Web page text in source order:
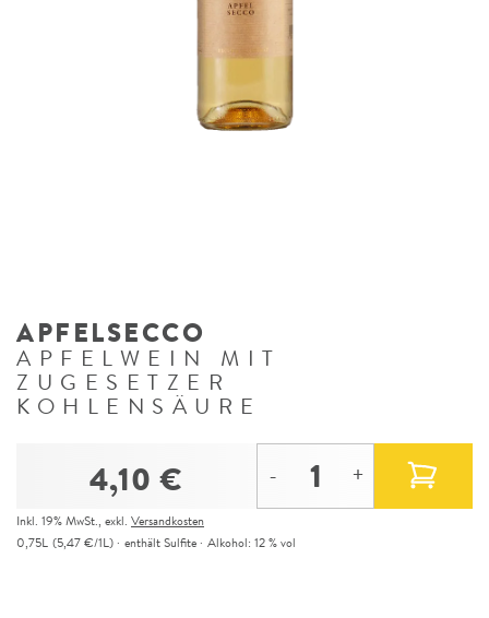
APFELSECCO
APFELWEIN MIT
ZUGESETZER
KOHLENSÄURE
4,10 €
Inkl. 19% MwSt., exkl. Versandkosten
- +
0,75L (5,47 €/1L) enthält Sulfite Alkohol: 12 % vol